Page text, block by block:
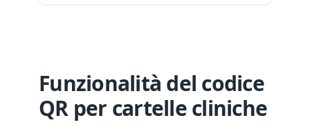
Funzionalità del codice
QR per cartelle cliniche